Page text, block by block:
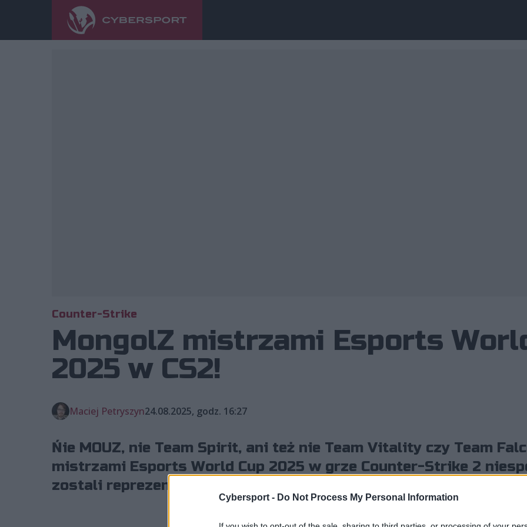
Cybersport - Do Not Process My Personal Information
Counter-Strike
MongolZ mistrzami Esports
2025 w CS2!
Maciej Petryszyn24.08.2025, godz. 16:27
Ńie MOUZ, nie Team Spirit, ani też nie Team Vitality czy Team
mistrzami Esports World Cup 2025 w grze Counter-Strike 2
zostali reprezentanci The MongolZ!